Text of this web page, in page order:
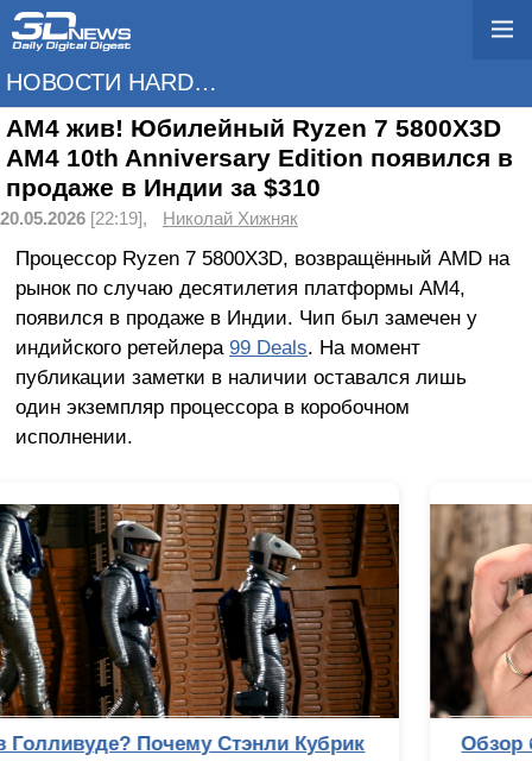
НОВОСТИ HARDWARE
AM4 жив! Юбилейный Ryzen 7 5800X3D
AM4 10th Anniversary Edition появился в
продаже в Индии за $310
20.05.2026 [22:19], Николай Хижняк
Процессор Ryzen 7 5800X3D, возвращённый AMD на
рынок по случаю десятилетия платформы AM4,
появился в продаже в Индии. Чип был замечен у
индийского ретейлера 99 Deals. На момент
публикации заметки в наличии оставался лишь
один экземпляр процессора в коробочном
исполнении.
Обзор беззеркальной камеры Sony Alpha 7